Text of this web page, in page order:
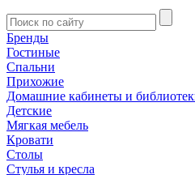
Бренды
Гостиные
Спальни
Прихожие
Домашние кабинеты и
Детские
Мягкая мебель
Кровати
Столы
Стулья и кресла